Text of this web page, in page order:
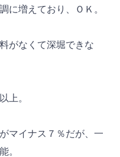
に増えており、ＯＫ。
がなくて深堀できな
上。
マイナス７％だが、一
。